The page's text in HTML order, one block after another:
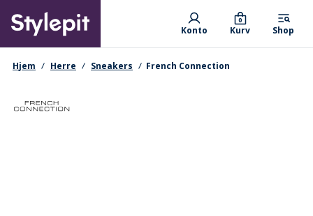
main
content
Primary departments
Konto Kurv
0
Shop
navigationssti
Hjem Herre Sneakers French Connection